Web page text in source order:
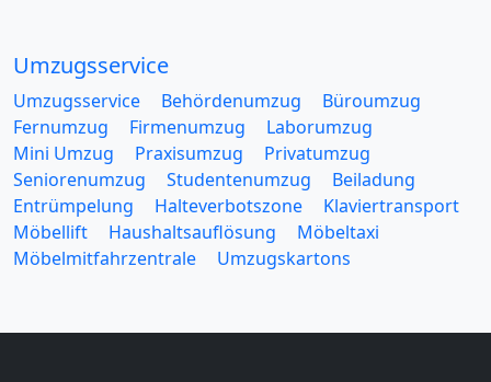
Umzugsservice
Umzugsservice Behördenumzug
Büroumzug
Fernumzug
Firmenumzug
Laborumzug
Mini Umzug
Praxisumzug
Privatumzug
Seniorenumzug
Studentenumzug
Beiladung
Entrümpelung
Halteverbotszone
Klaviertransport
Möbellift
Haushaltsauflösung
Möbeltaxi
Möbelmitfahrzentrale
Umzugskartons